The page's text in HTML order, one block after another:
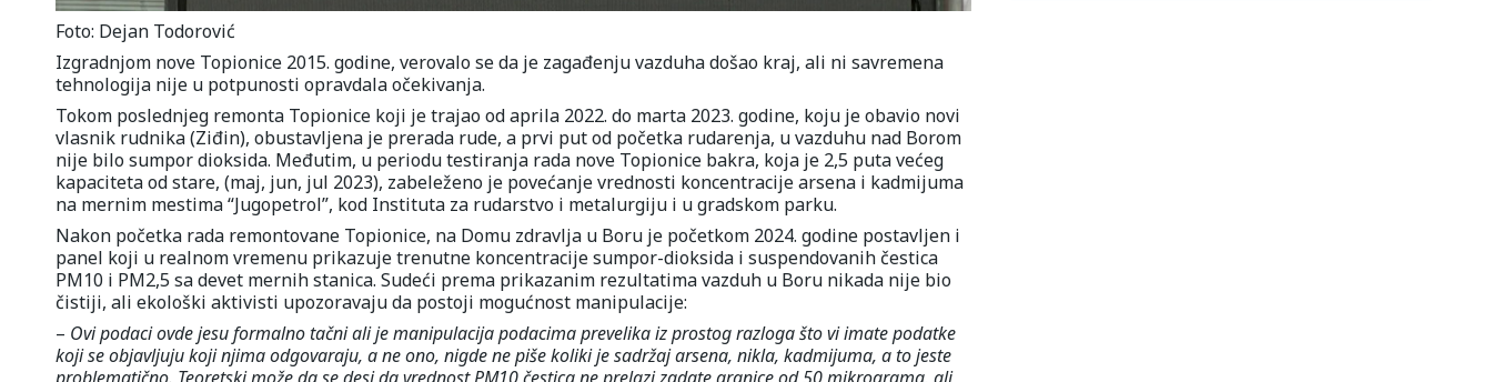
Foto: Dejan Todorović
Izgradnjom nove Topionice 2015. godine, verovalo se da je zagađenju vazduha došao kraj, ali ni savremena
tehnologija nije u potpunosti opravdala očekivanja.
Tokom poslednjeg remonta Topionice koji je trajao od aprila 2022. do marta 2023. godine, koju je obavio novi
vlasnik rudnika (Ziđin), obustavljena je prerada rude, a prvi put od početka rudarenja, u vazduhu nad Borom
nije bilo sumpor dioksida. Međutim, u periodu testiranja rada nove Topionice bakra, koja je 2,5 puta većeg
kapaciteta od stare, (maj, jun, jul 2023), zabeleženo je povećanje vrednosti koncentracije arsena i kadmijuma
na mernim mestima “Jugopetrol”, kod Instituta za rudarstvo i metalurgiju i u gradskom parku.
Nakon početka rada remontovane Topionice, na Domu zdravlja u Boru je početkom 2024. godine postavljen i
panel koji u realnom vremenu prikazuje trenutne koncentracije sumpor-dioksida i suspendovanih čestica
PM10 i PM2,5 sa devet mernih stanica. Sudeći prema prikazanim rezultatima vazduh u Boru nikada nije bio
čistiji, ali ekološki aktivisti upozoravaju da postoji mogućnost manipulacije:
– Ovi podaci ovde jesu formalno tačni ali je manipulacija podacima prevelika iz prostog razloga što vi imate podatke
koji se objavljuju koji njima odgovaraju, a ne ono, nigde ne piše koliki je sadržaj arsena, nikla, kadmijuma, a to jeste